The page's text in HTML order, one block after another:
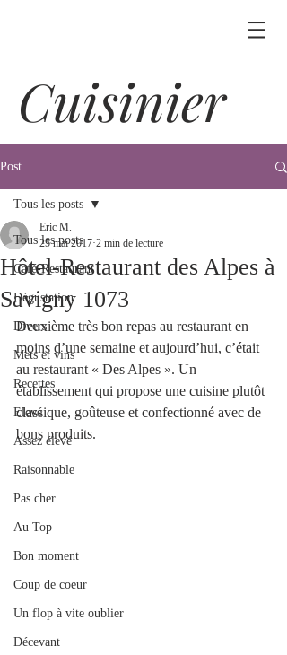
Cuisinier
Post
Tous les posts
Café-Restaurant
Dégustation
Divers
Mets et vins
Recettes
Elevé
Assez élevé
Raisonnable
Pas cher
Au Top
Bon moment
Coup de coeur
Un flop à vite oublier
Décevant
Tous les posts
Hôtel-Restaurant des Alpes à
Savigny 1073
Eric M.
25 mai 2017 2 min de lecture
Deuxième très bon repas au restaurant en
moins d’une semaine et aujourd’hui, c’était
au restaurant « Des Alpes ». Un
établissement qui propose une cuisine plutôt
classique, goûteuse et confectionné avec de
bons produits.